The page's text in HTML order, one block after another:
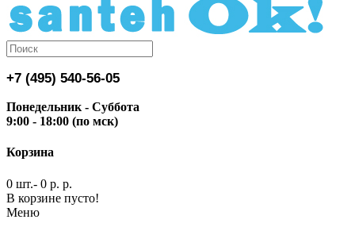
+7 (495) 540-56-05
Понедельник - Суббота
9:00 - 18:00 (по мск)
Корзина
0 шт.- 0 р. р.
В корзине пусто!
Меню